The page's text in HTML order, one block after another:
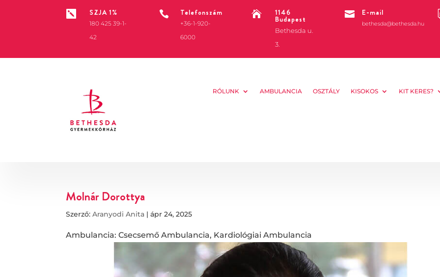
 SZJA 1%
180 425 39-1-
42
 Telefonszám
+36-1-920-
6000
 1146
Budapest
Bethesda u.
3.
 E-mail
bethesda@bethesda.hu
RÓLUNK AMBULANCIA OSZTÁLY KISOKOS KIT KERES?
Molnár Dorottya
Szerző:Aranyodi Anita |ápr 24, 2025
Ambulancia: Csecsemő Ambulancia, Kardiológiai Ambulancia